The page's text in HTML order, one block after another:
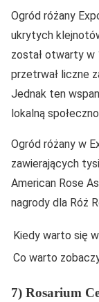
Ogród różany
ukrytych
został otwarty w
przetrwał liczne
Jednak ten
lokalną
Ogród różany w
zawierających
American Rose
nagrody dla Róż
Kiedy warto się
Co warto
7) Rosarium